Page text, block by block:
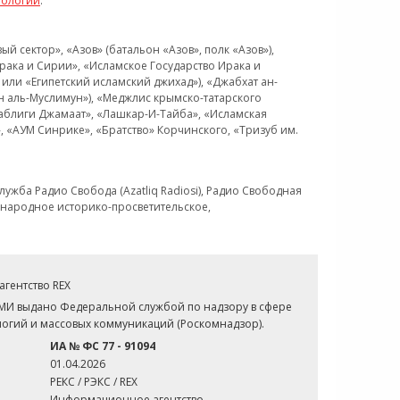
«Азов» (батальон «Азов», полк «Азов»),
и Сирии», «Исламское Государство Ирака и
«Египетский исламский джихад»), «Джабхат ан-
Муслимун»), «Меджлис крымско-татарского
Джамаат», «Лашкар-И-Тайба», «Исламская
Синрике», «Братство» Корчинского, «Тризуб им.
Радио Свобода (Azatliq Radiosi), Радио Свободная
историко-просветительское,
REX
выдано Федеральной службой по надзору в сфере
и массовых коммуникаций (Роскомнадзор).
ИА № ФС 77 - 91094
01.04.2026
РЕКС / РЭКС / REX